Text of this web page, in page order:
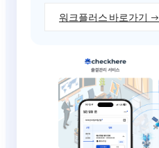
워크플러스 바로가기 →